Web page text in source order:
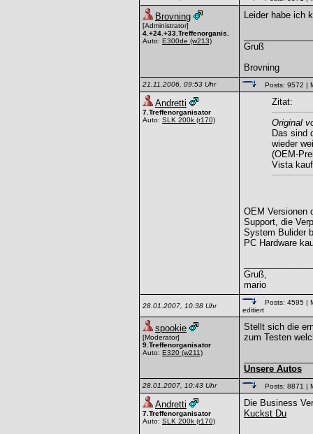
Brovning
[Administrator]
4.+24.+33.Treffenorganis.
Auto: E300de (w213)
Leider habe ich
Gruß
Brovning
21.11.2006, 09:53 Uhr Posts: 9572 |
Andretti
7.Treffenorganisator
Auto: SLK 200k (r170)
Zitat:
Original
Das sind
wieder
(OEM-
Vista
OEM Versionen
Support, die
System Bulider
PC Hardware
Gruß,
mario
28.01.2007, 10:38 Uhr Posts: 4595 |
editiert
spookie
[Moderator]
9.Treffenorganisator
Auto: E320 (w211)
Stellt sich die
zum Testen
Unsere Autos
28.01.2007, 10:43 Uhr Posts: 8871 |
Andretti
7.Treffenorganisator
Auto: SLK 200k (r170)
Die Business
Kuckst Du